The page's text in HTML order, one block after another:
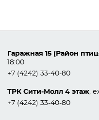
Гаражная 15 (Район
18:00
+7 (4242) 33-40-80
ТРК Сити-Молл 4 этаж,
+7 (4242) 33-40-80